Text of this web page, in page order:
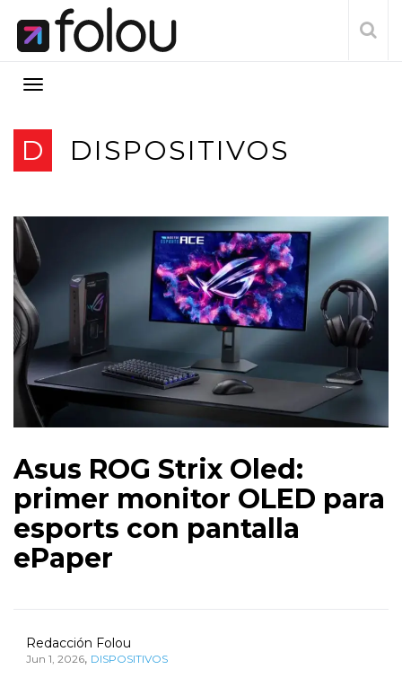
D DISPOSITIVOS
Asus ROG Strix Oled:
primer monitor OLED para
esports con pantalla
ePaper
Redacción Folou
Jun 1, 2026, DISPOSITIVOS